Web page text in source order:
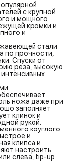
с крупной
и мощного
кромки и
и
стали
по прочности,
Спуски от
реза, высокую
ножа даже при
заполняет
клинок и
рукой.
круглого
и
клипса и
настроить
слева, tip-up